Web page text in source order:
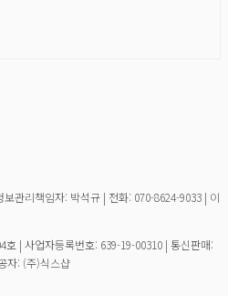
관리책임자: 박석규 | 전화: 070-8624-9033 | 이
호 | 사업자등록번호: 639-19-00310 | 통신판매:
자: (주)식스샵